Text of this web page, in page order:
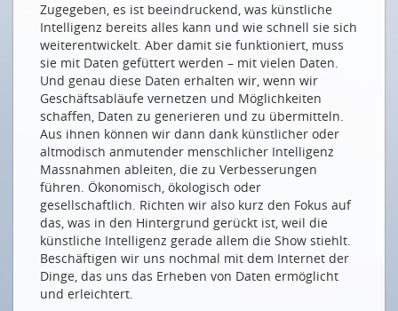
INTERVIEW MIT RENÉ PAWLITZEK
Aber ist es auch sicher?
Et la sécurité dans tout cela?
WACHSTUMSFAKTOREN
IoT-Ökosysteme brauchen Sicherheit
Wettbewerb im Zeitalter von Künstlicher Intelligenz
Netzwerke für das IoT der Zukunft
IOT-USE-CASES MIT ZUKUNFTSPOTENZIAL
IoT auf hoher See
Dem teleoperierten Fahren gehört die Zukunft
Zugegeben, es ist beeindruckend, was künstliche
Intelligenz bereits alles kann und wie schnell sie sich
weiterentwickelt. Aber damit sie funktioniert, muss
sie mit Daten gefüttert werden – mit vielen Daten.
Und genau diese Daten erhalten wir, wenn wir
Geschäftsabläufe vernetzen und Möglichkeiten
schaffen, Daten zu generieren und zu übermitteln.
Aus ihnen können wir dann dank künstlicher oder
altmodisch anmutender menschlicher Intelligenz
Massnahmen ableiten, die zu Verbesserungen
führen. Ökonomisch, ökologisch oder
gesellschaftlich. Richten wir also kurz den Fokus auf
das, was in den Hintergrund gerückt ist, weil die
künstliche Intelligenz gerade allem die Show stiehlt.
Beschäftigen wir uns nochmal mit dem Internet der
Dinge, das uns das Erheben von Daten ermöglicht
und erleichtert.